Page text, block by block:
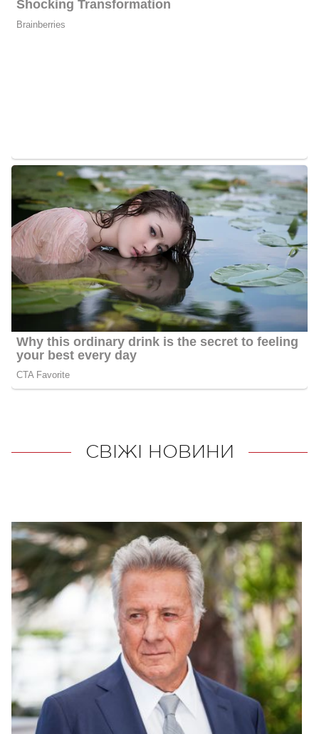
СВІЖІ НОВИНИ